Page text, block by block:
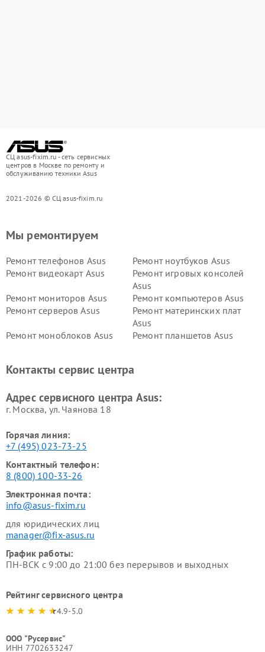
СЦ asus-fixim.ru - сеть сервисных
центров в Москве по ремонту и
обслуживанию техники Asus
2021-2026 © СЦ asus-fixim.ru
Мы ремонтируем
Ремонт телефонов Asus
Ремонт ноутбуков Asus
Ремонт видеокарт Asus
Ремонт игровых консолей
Asus
Ремонт мониторов Asus
Ремонт компьютеров Asus
Ремонт серверов Asus
Ремонт материнских плат
Asus
Ремонт моноблоков Asus
Ремонт планшетов Asus
Контакты сервис центра
Адрес сервисного центра Asus:
г. Москва, ул. Чаянова 18
Горячая линия:
+7 (495) 023-73-25
Контактный телефон:
8 (800) 100-33-26
Электронная почта:
info@asus-fixim.ru
для юридических лиц
manager@fix-asus.ru
График работы:
ПН-ВСК с 9:00 до 21:00 без перерывов и выходных
Рейтинг сервисного центра
4.9-5.0
ООО "Русервис"
ИНН 7702633247